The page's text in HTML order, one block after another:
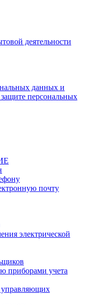
деятельности
данных и
персональных
почту
электрической
приборами учета
управляющих